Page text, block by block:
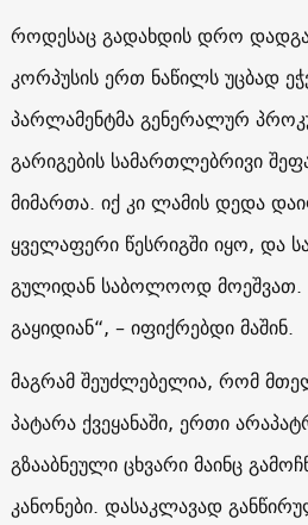
როდესაც გადახდის დრო
კორპუსის ერთ ნაწილს უცბად
პარლამენტმა გენერალურ
გარიგების სამართლებრივი
მიმართა. იქ კი ლამის დედა
ყველაფერი წესრიგში იყო, და
გულიდან საბოლოოდ მოეშვათ.
გაყიდიან“, – იფიქრებდი მაშინ.
მაგრამ შეუძლებელია, რომ
პატარა ქვეყანაში, ერთი
გზააბნეული ცხვარი მაინც
კანონები. დასაკლავად